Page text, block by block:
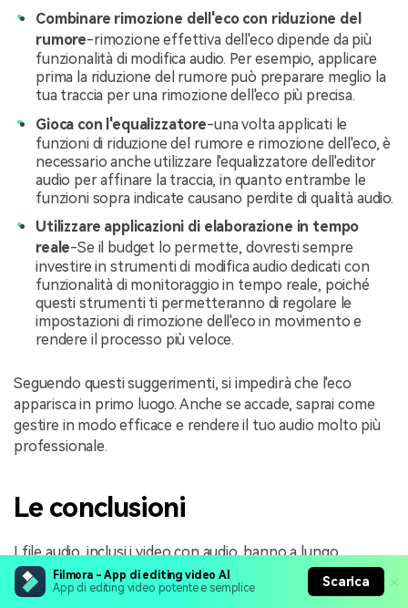
Filmora - App di editing video AI
App di editing video potente e semplice
Scarica
Combinare rimozione dell'eco con riduzione del
rumore-rimozione effettiva dell'eco dipende da più
funzionalità di modifica audio. Per esempio, applicare
prima la riduzione del rumore può preparare meglio la
tua traccia per una rimozione dell'eco più precisa.
Gioca con l'equalizzatore-una volta applicati le
funzioni di riduzione del rumore e rimozione dell'eco, è
necessario anche utilizzare l'equalizzatore dell'editor
audio per affinare la traccia, in quanto entrambe le
funzioni sopra indicate causano perdite di qualità audio.
Utilizzare applicazioni di elaborazione in tempo
reale-Se il budget lo permette, dovresti sempre
investire in strumenti di modifica audio dedicati con
funzionalità di monitoraggio in tempo reale, poiché
questi strumenti ti permetteranno di regolare le
impostazioni di rimozione dell'eco in movimento e
rendere il processo più veloce.
Seguendo questi suggerimenti, si impedirà che l'eco
apparisca in primo luogo. Anche se accade, saprai come
gestire in modo efficace e rendere il tuo audio molto più
professionale.
Le conclusioni
I file audio, inclusi i video con audio, hanno a lungo
sofferto di eco, soprattutto in ambienti di studio
domestico, e principalmente se registrati in grandi spazi